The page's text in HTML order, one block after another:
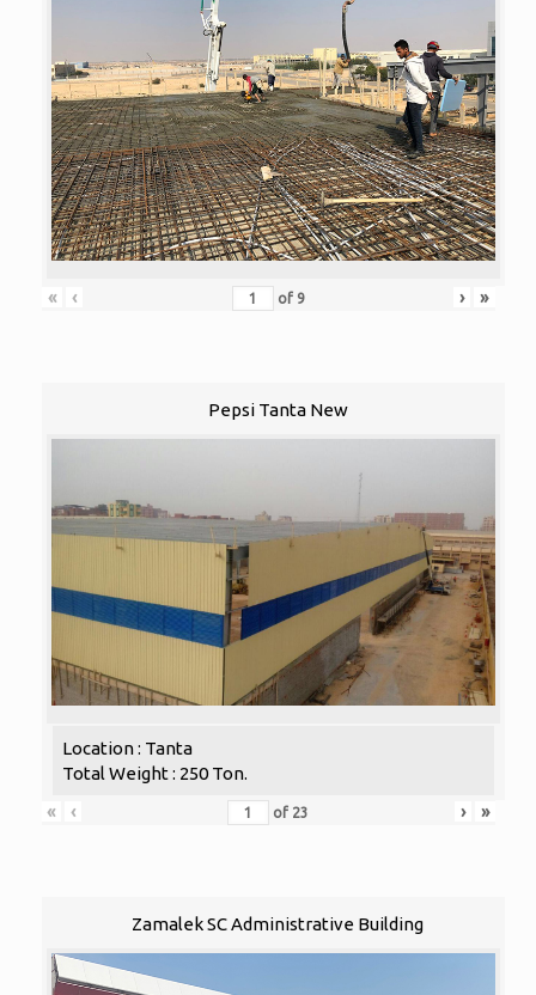
« ‹ of 9 › »
Pepsi Tanta New
Location : Tanta
Total Weight : 250 Ton.
«
‹ of 23 › »
Zamalek SC Administrative Building